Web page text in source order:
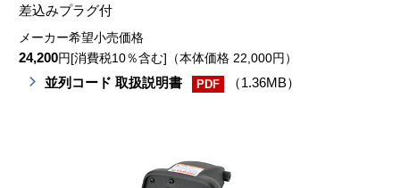
差込みプラグ付
メーカー希望小売価格
24,200円[消費税10％含む]（本体価格 22,000円）
並列コード 取扱説明書 PDF （1.36MB）